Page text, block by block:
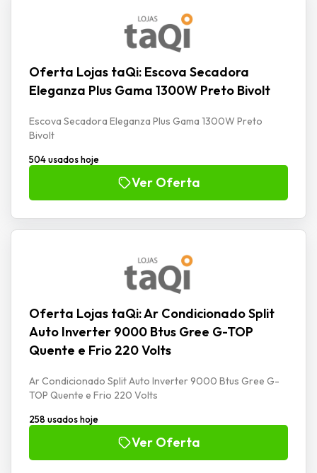
Oferta Lojas taQi: Escova Secadora
Eleganza Plus Gama 1300W Preto Bivolt
Escova Secadora Eleganza Plus Gama 1300W Preto
Bivolt
504 usados hoje
Ver Oferta
Oferta Lojas taQi: Ar Condicionado Split
Auto Inverter 9000 Btus Gree G-TOP
Quente e Frio 220 Volts
Ar Condicionado Split Auto Inverter 9000 Btus Gree G-
TOP Quente e Frio 220 Volts
258 usados hoje
Ver Oferta